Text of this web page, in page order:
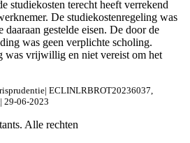
studiekosten terecht heeft verrekend
De studiekostenregeling was
gestelde eisen. De door de
was geen verplichte scholing.
was vrijwillig en niet vereist om het
ECLINLRBROT20236037,
29-06-2023
Alle rechten